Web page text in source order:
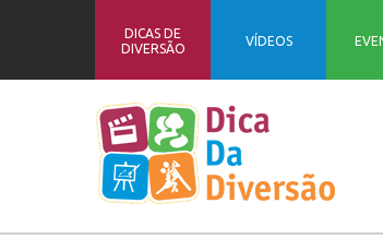
DICAS DE
DIVERSÃO
VÍDEOS